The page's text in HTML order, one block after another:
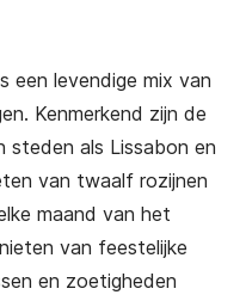
een levendige mix van
Kenmerkend zijn de
steden als Lissabon en
van twaalf rozijnen
maand van het
van feestelijke
en zoetigheden